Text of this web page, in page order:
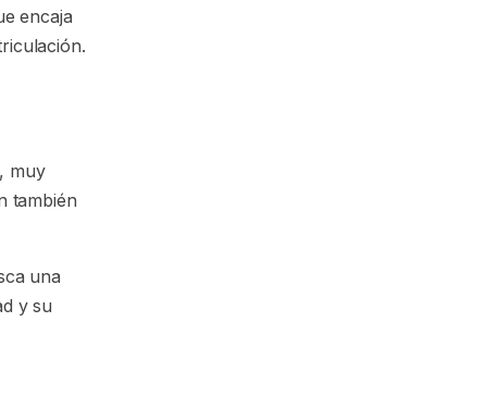
encaja
muy
también
una
y su